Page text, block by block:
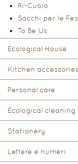
Ri-Cuoio
Sacchi per le
To Be Us
Ecological House
Kitchen accessories
Personal care
Ecological cleaning
Stationery
Lettere e numeri